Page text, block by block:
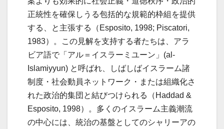
正統性を確保しうる包括的な規範的枠組を提供
する、と主張する（Esposito, 1998; Piscatori,
1983）。この見解を支持する者たちは、アラ
ビア語で「アル＝イスラーミユーン」(al-
Islamiyyun) と呼ばれ、しばしばイスラーム諸
制度・社会動員ネットワーク・または組織化さ
れた政治的集団と結びつけられる（Haddad &
Esposito, 1998）。多くのイスラーム主義潮流
の中心には、統治の基盤としてのシャリーアの